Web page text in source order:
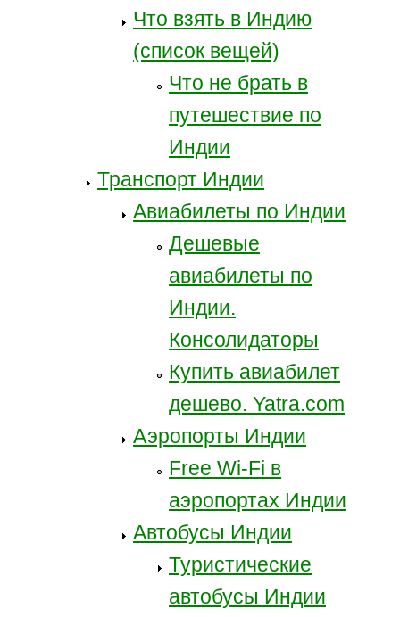
Что взять в Индию
(список вещей)
Что не брать в
путешествие по
Индии
Транспорт Индии
Авиабилеты по Индии
Дешевые
авиабилеты по
Индии.
Консолидаторы
Купить авиабилет
дешево. Yatra.com
Аэропорты Индии
Free Wi-Fi в
аэропортах Индии
Автобусы Индии
Туристические
автобусы Индии